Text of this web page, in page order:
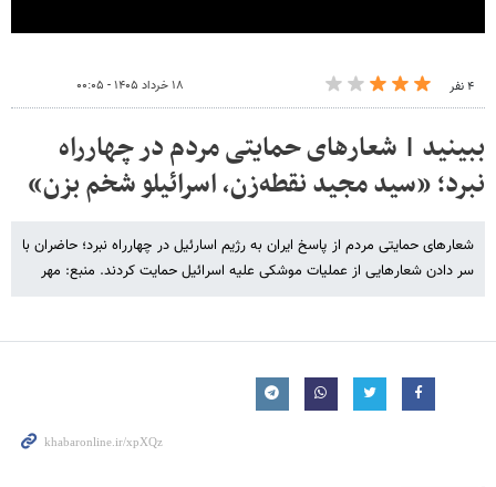
۴ نفر ۱۸ خرداد ۱۴۰۵ - ۰۰:۰۵
ببینید | شعارهای حمایتی مردم در چهارراه
نبرد؛ «سید مجید نقطه‌زن، اسرائیلو شخم بزن»
شعارهای حمایتی مردم از پاسخ ایران به رژیم اسارئیل در چهارراه نبرد؛ حاضران با
سر دادن شعارهایی از عملیات موشکی علیه اسرائیل حمایت کردند. منبع: مهر